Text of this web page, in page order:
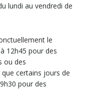
lundi au vendredi de
le
12h45 pour des
ou des
certains jours de
pour des